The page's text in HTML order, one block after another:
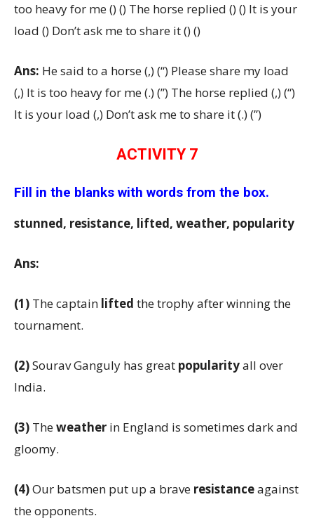
too heavy for me () () The horse replied () () It is your
load () Don’t ask me to share it () ()
Ans: He said to a horse (,) (“) Please share my load
(,) It is too heavy for me (.) (”) The horse replied (,) (“)
It is your load (,) Don’t ask me to share it (.) (”)
ACTIVITY 7
Fill in the blanks with words from the box.
stunned, resistance, lifted, weather, popularity
Ans:
(1) The captain lifted the trophy after winning the
tournament.
(2)Sourav Ganguly has great popularityall over
India.
(3) Theweather in England is sometimes dark and
gloomy.
(4)Our batsmen put up a brave resistanceagainst
the opponents.